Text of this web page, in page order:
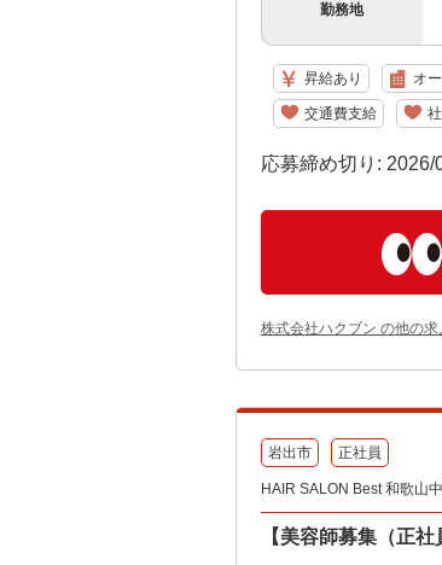
勤務地
昇給あり オ
交通費支給
応募締め切り: 2026/
株式会社ハクブン の他の求
岩出市 正社員
HAIR SALON Best 和歌山
【美容師募集（正